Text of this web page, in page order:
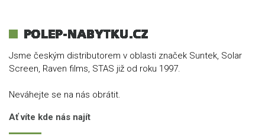
Jsme českým distributorem v oblasti značek Suntek, Solar
Screen, Raven films, STAS již od roku 1997.
Neváhejte se na nás obrátit.
Ať víte kde nás najít